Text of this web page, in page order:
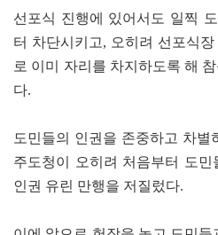
선포식 진행에 있어서도 일찍
터 차단시키고, 오히려 선포식
로 이미 자리를 차지하도록 해
다.
도민들의 인권을 존중하고 차별
주도청이 오히려 처음부터 도
인권 유린 만행을 저질렀다.